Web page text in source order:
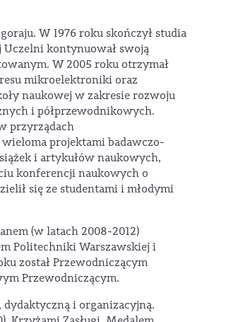
W 1976 roku skończył studia
kontynuował swoją
W 2005 roku otrzymał
mikroelektroniki oraz
naukowej w zakresie rozwoju
i półprzewodnikowych.
przyrządach
projektami badawczo-
i artykułów naukowych,
konferencji naukowych o
się ze studentami i młodymi
(w latach 2008-2012)
Politechniki Warszawskiej i
został Przewodniczącym
Przewodniczącym.
i organizacyjną.